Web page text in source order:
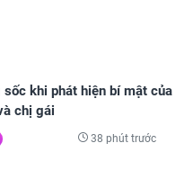
sốc khi phát hiện bí mật của
chị gái
38 phút trước